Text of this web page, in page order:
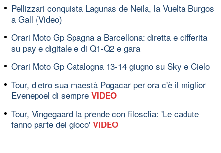
Pellizzari conquista Lagunas de Neila, la Vuelta Burgos
a Gall (Video)
Orari Moto Gp Spagna a Barcellona: diretta e differita
su pay e digitale e di Q1-Q2 e gara
Orari Moto Gp Catalogna 13-14 giugno su Sky e Cielo
Tour, dietro sua maestà Pogacar per ora c'è il miglior
Evenepoel di sempre VIDEO
Tour, Vingegaard la prende con filosofia: 'Le cadute
fanno parte del gioco' VIDEO